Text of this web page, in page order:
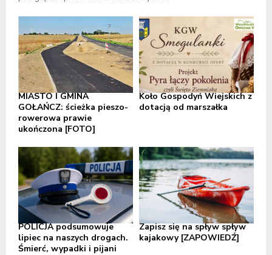
MIASTO I GMINA
GOŁAŃCZ: ścieżka pieszo-
rowerowa prawie
ukończona [FOTO]
Koło Gospodyń Wiejskich z
dotacją od marszałka
POLICJA podsumowuje
lipiec na naszych drogach.
Śmierć, wypadki i pijani
Zapisz się na spływ spływ
kajakowy [ZAPOWIEDŹ]